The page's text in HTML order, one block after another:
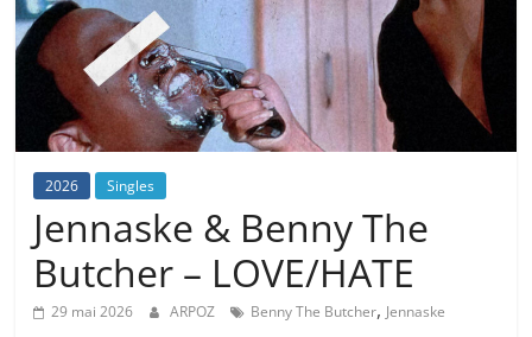
2026 Singles
Jennaske & Benny The
Butcher – LOVE/HATE
29 mai 2026 ARPOZ Benny The Butcher, Jennaske